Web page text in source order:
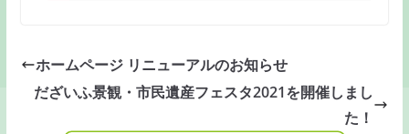
ホームページ リニューアルのお知らせ
だざいふ景観・市民遺産フェスタ2021を開催しまし
た！